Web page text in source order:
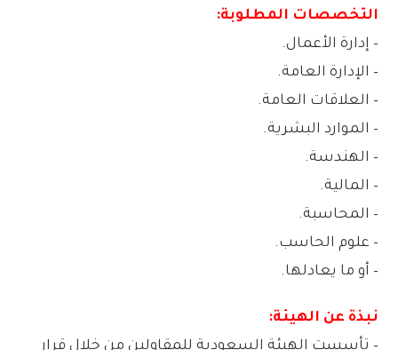
التخصصات المطلوبة:
– إدارة الأعمال.
– الإدارة العامة.
– العلاقات العامة.
– الموارد البشرية.
– الهندسة.
– المالية.
– المحاسبة.
– علوم الحاسب.
– أو ما يعادلها.
نبذة عن الهيئة:
– تأسست الهيئة السعودية للمقاولين من خلال قرار